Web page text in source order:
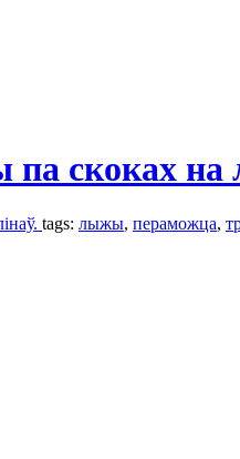
па скоках
tags: лыжы, пераможца,